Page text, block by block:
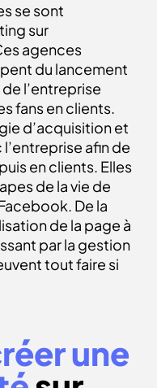
se sont
sur
agences
du lancement
l’entreprise
fans en clients.
d’acquisition et
afin de
en clients. Elles
de la vie de
De la
de la page à
par la gestion
tout faire si
une